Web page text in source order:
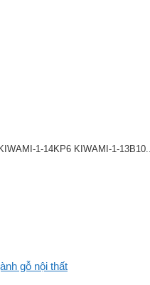
1-14KP6 KIWAMI-1-13B10...
gỗ nội thất